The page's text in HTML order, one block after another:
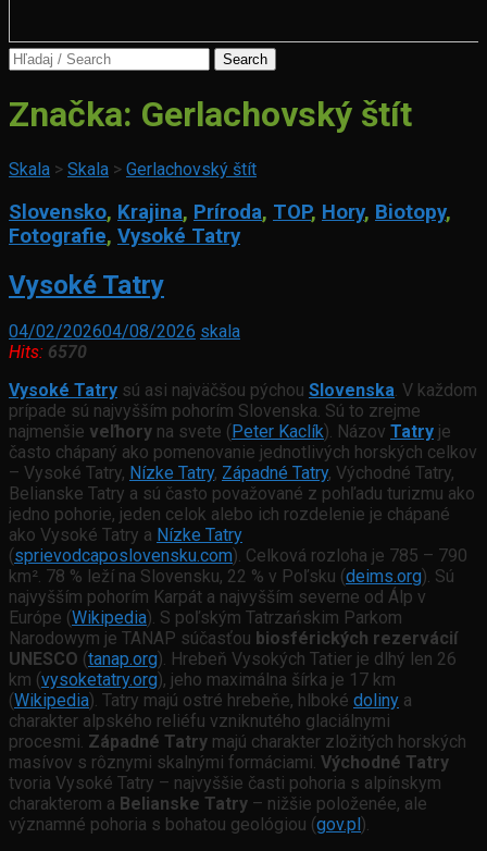
Search
Značka: Gerlachovský štít
Skala > Skala > Gerlachovský štít
Slovensko, Krajina, Príroda, TOP, Hory, Biotopy,
Fotografie, Vysoké Tatry
Vysoké Tatry
04/02/202604/08/2026 skala
Hits: 6570
Vysoké Tatry sú asi najväčšou pýchou Slovenska. V každom
prípade sú najvyšším pohorím Slovenska. Sú to zrejme
najmenšie veľhory na svete ( Peter Kaclík). Názov Tatry je
často chápaný ako pomenovanie jednotlivých horských celkov
– Vysoké Tatry, Nízke Tatry, Západné Tatry, Východné Tatry,
Belianske Tatry a sú často považované z pohľadu turizmu ako
jedno pohorie, jeden celok alebo ich rozdelenie je chápané
ako Vysoké Tatry a Nízke Tatry
(sprievodcaposlovensku.com). Celková rozloha je 785 – 790
km². 78 % leží na Slovensku, 22 % v Poľsku (deims.org). Sú
najvyšším pohorím Karpát a najvyšším severne od Álp v
Európe (Wikipedia). S poľským Tatrzańskim Parkom
Narodowym je TANAP súčasťou biosférických rezervácií
UNESCO (tanap.org). Hrebeň Vysokých Tatier je dlhý len 26
km (vysoketatry.org), jeho maximálna šírka je 17 km
(Wikipedia). Tatry majú ostré hrebeňe, hlboké doliny a
charakter alpského reliéfu vzniknutého glaciálnymi
procesmi. Západné Tatry majú charakter zložitých horských
masívov s rôznymi skalnými formáciami. Východné Tatry
tvoria Vysoké Tatry – najvyššie časti pohoria s alpínskym
charakterom a Belianske Tatry – nižšie položenée, ale
významné pohoria s bohatou geológiou (gov.pl ).